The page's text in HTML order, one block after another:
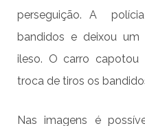
perseguição. A
bandidos e deixou
ileso. O carro
troca de tiros os
Nas imagens é